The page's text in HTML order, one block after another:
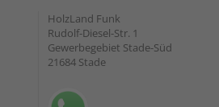
HolzLand Funk
Rudolf-Diesel-Str. 1
Gewerbegebiet Stade-Süd
21684 Stade